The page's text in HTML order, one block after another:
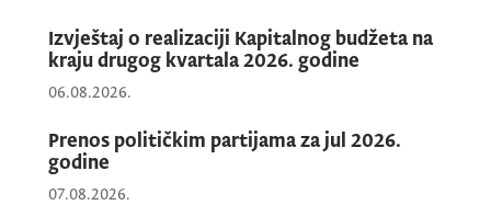
Izvještaj o realizaciji Kapitalnog budžeta na
kraju drugog kvartala 2026. godine
06.08.2026.
Prenos političkim partijama za jul 2026.
godine
07.08.2026.